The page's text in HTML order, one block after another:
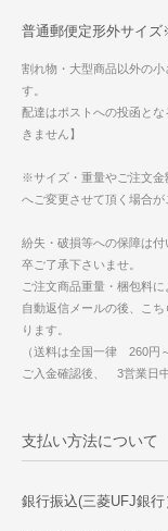
普通郵便定形外サイ
割れ物・大型商品以外の
す。
配達はポストへの投函と
きません】
※サイズ・重量やご注文金
へご変更させて頂く場合が
紛失・破損等への保障は
卒ご了承下さいませ。
ご注文商品重量・梱包料に
自動返信メールの後、こ
ります。
（送料は全国一律 260円
ご入金確認後、 3営業日
支払い方法について
銀行振込(三菱UFJ銀行